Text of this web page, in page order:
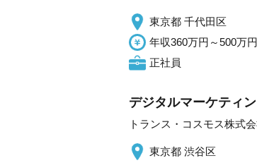
東京都 千代田区
年収360万円～500万円
正社員
デジタルマーケティ
トランス・コスモス株式
東京都 渋谷区